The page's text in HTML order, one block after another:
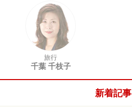
旅行
千葉 千枝子
新着記事